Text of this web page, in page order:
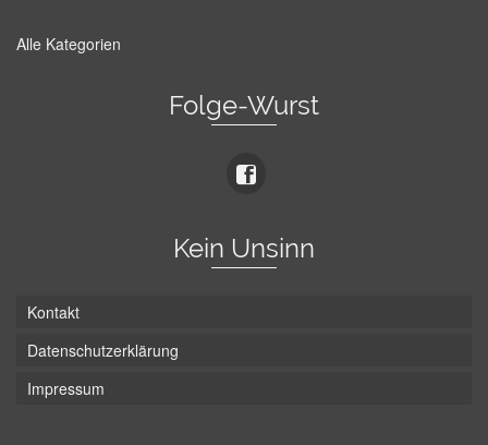
Alle Kategorien
Folge-Wurst
Kein Unsinn
Kontakt
Datenschutzerklärung
Impressum